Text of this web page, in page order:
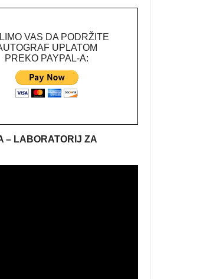
VAS DA PODRŽITE
UPLATOM
PREKO PAYPAL-A:
– LABORATORIJ ZA